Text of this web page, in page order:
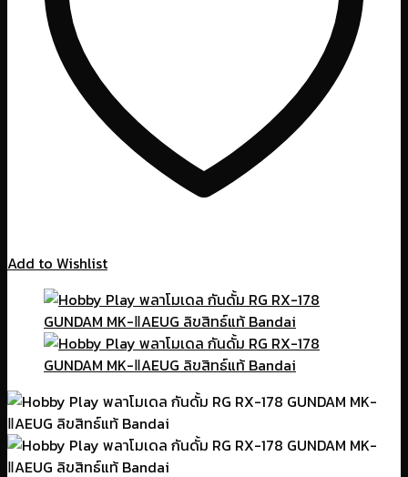
Add to Wishlist